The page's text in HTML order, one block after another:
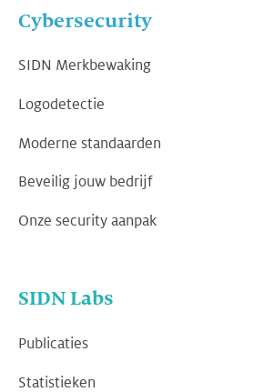
Cybersecurity
SIDN Merkbewaking
Logodetectie
Moderne standaarden
Beveilig jouw bedrijf
Onze security aanpak
SIDN Labs
Publicaties
Statistieken